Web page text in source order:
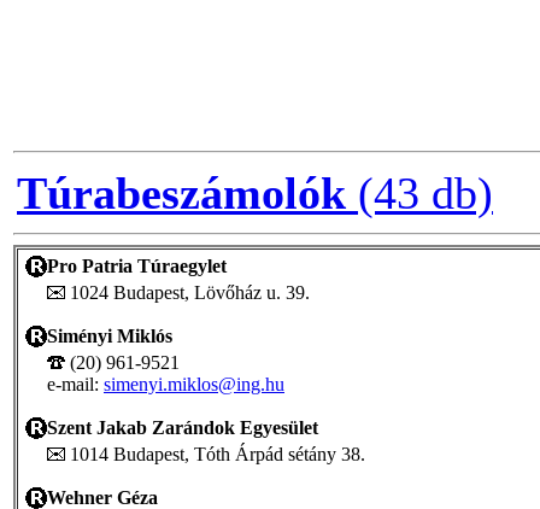
Túrabeszámolók (43 db)
Pro Patria Túraegylet
1024 Budapest, Lövőház u. 39.
Siményi Miklós
(20) 961-9521
e-mail: simenyi.miklos@ing.hu
Szent Jakab Zarándok Egyesület
1014 Budapest, Tóth Árpád sétány 38.
Wehner Géza